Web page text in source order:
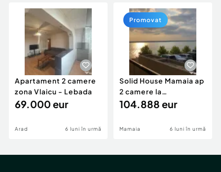
Servicii
Animale de companie
Afaceri și echipamente profesionale
Inchiriere Bunuri si Vehicule
Utilaje agricole si industriale
Piese auto si accesorii
Dacia Duster
Apartament 2 camere
zona Vlaicu - Lebada
69.000 eur
Arad 6 luni în urmă
Solid House Mamaia ap
2 camere la
cheie,langa Mega
104.888 eur
Mamaia 6 luni în urmă
Promovat